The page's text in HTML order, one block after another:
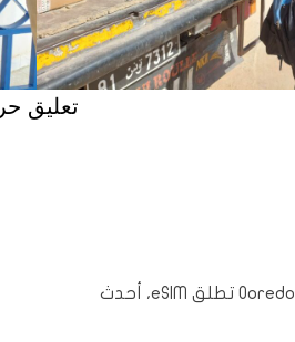
تعليق حر
لأوّل مرّة في تونس:Ooredoo تطلق eSIM، أحدث